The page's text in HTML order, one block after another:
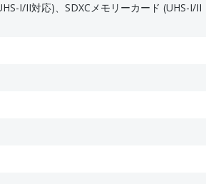
I/II対応)、SDXCメモリーカード (UHS-I/II